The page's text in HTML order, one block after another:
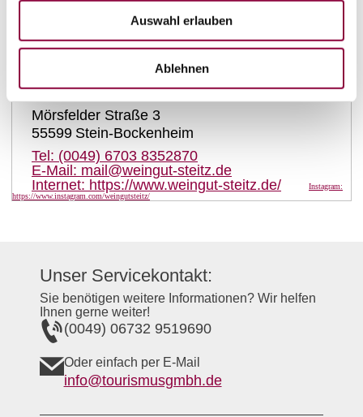
Auswahl erlauben
Ablehnen
Kontaktinformationen:
Weingut Steitz
Mörsfelder Straße 3
55599 Stein-Bockenheim
Tel: (0049) 6703 8352870
E-Mail: mail@weingut-steitz.de
Internet: https://www.weingut-steitz.de/
Instagram:
https://www.instagram.com/weingutsteitz/
Unser Servicekontakt:
Sie benötigen weitere Informationen? Wir helfen
Ihnen gerne weiter!
(0049) 06732 9519690
Oder einfach per E-Mail
info@tourismusgmbh.de